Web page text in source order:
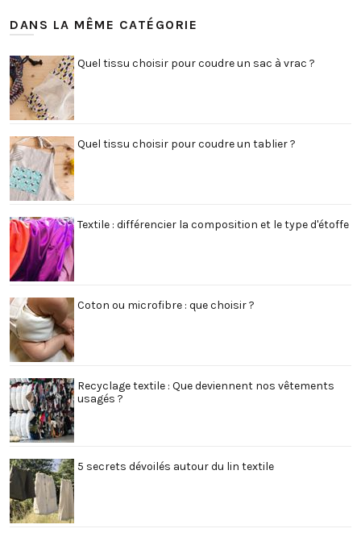
DANS LA MÊME CATÉGORIE
Quel tissu choisir pour coudre un sac à vrac ?
Quel tissu choisir pour coudre un tablier ?
Textile : différencier la composition et le type d'étoffe
Coton ou microfibre : que choisir ?
Recyclage textile : Que deviennent nos vêtements
usagés ?
5 secrets dévoilés autour du lin textile